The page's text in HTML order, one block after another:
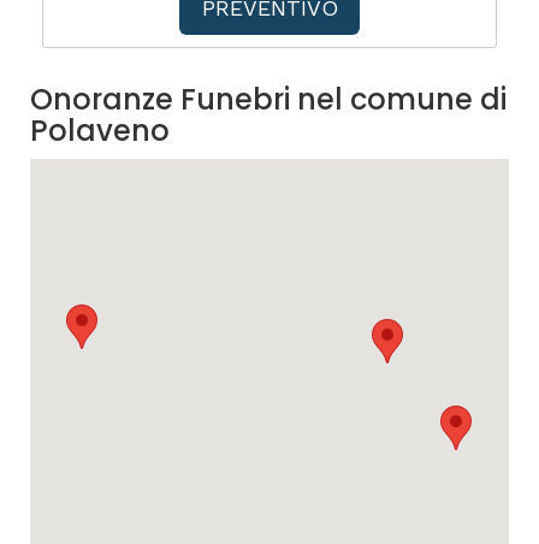
PREVENTIVO
Onoranze Funebri nel comune di
Polaveno